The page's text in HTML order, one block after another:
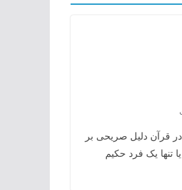
حکیم در قرآن دلیل صریحی بر
تنها یک فرد حکیم